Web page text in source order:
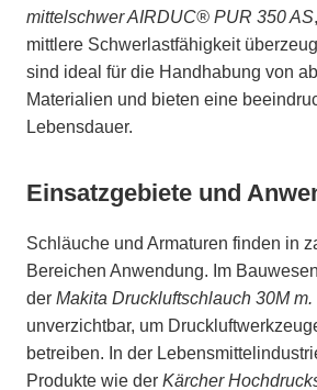
mittelschwer AIRDUC® PUR 350 AS
mittlere Schwerlastfähigkeit
sind ideal für die Handhabung von
Materialien und bieten eine
Lebensdauer.
Einsatzgebiete und
Schläuche und Armaturen finden in
Bereichen Anwendung. Im
der Makita Druckluftschlauch 30M
unverzichtbar, um
betreiben. In der
Produkte wie der Kärcher